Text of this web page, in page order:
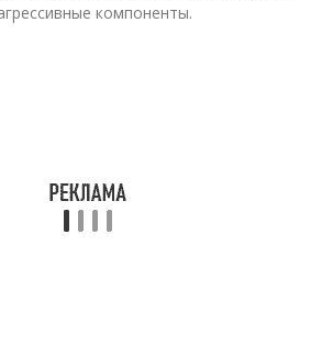
компоненты.